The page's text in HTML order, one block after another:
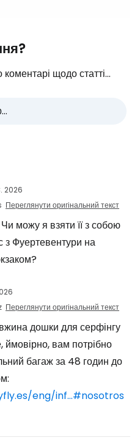
щодо статті...
2026
Переглянути оригінальний текст
можу я взяти її з собою
Фуертевентури на
Переглянути оригінальний текст
дошки для серфінгу
ймовірно, вам потрібно
багаж за 48 годин до
eng/inf...#nosotros